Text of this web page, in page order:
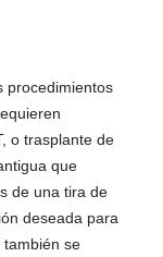
procedimientos
o trasplante de
que
de una tira de
deseada para
también se